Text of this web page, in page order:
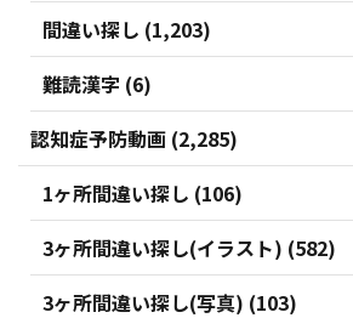
間違い探し (1,203)
難読漢字 (6)
認知症予防動画 (2,285)
1ヶ所間違い探し (106)
3ヶ所間違い探し(イラスト) (582)
3ヶ所間違い探し(写真) (103)